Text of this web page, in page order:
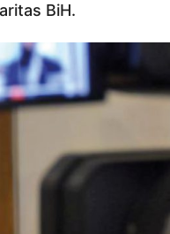
BiH.